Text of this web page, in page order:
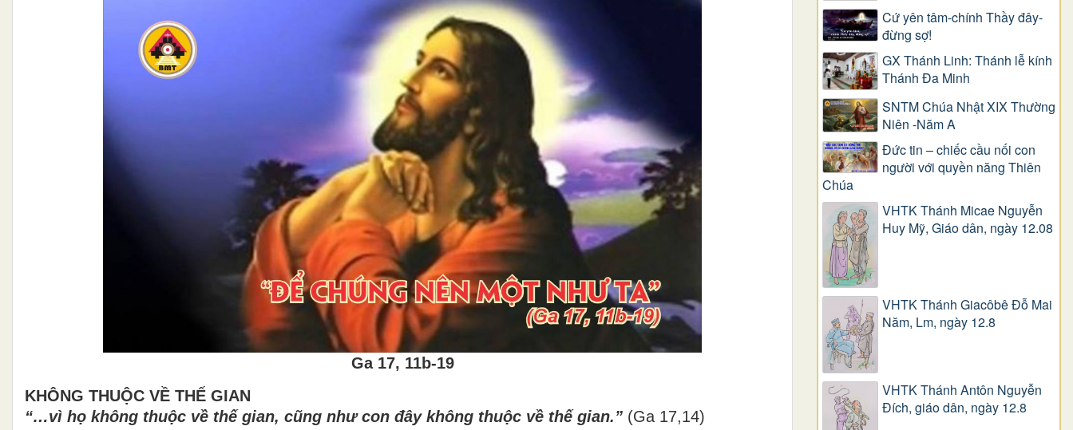
Ga 17, 11b-19
KHÔNG THUỘC VỀ THẾ GIAN
“…vì họ không thuộc về thếgian, cũng nhưcon đây không thuộc về thếgian.” (Ga 17,14)
Cứ yên tâm-chính Thầy đây-
đừng sợ!
GX Thánh Linh: Thánh lễ kính
Thánh Đa Minh
SNTM Chúa Nhật XIX Thường
Niên -Năm A
Đức tin – chiếc cầu nối con
người với quyền năng Thiên
Chúa
VHTK Thánh Micae Nguyễn
Huy Mỹ, Giáo dân, ngày 12.08
VHTK Thánh Giacôbê Ðỗ Mai
Năm, Lm, ngày 12.8
VHTK Thánh Antôn Nguyễn
Ðích, giáo dân, ngày 12.8